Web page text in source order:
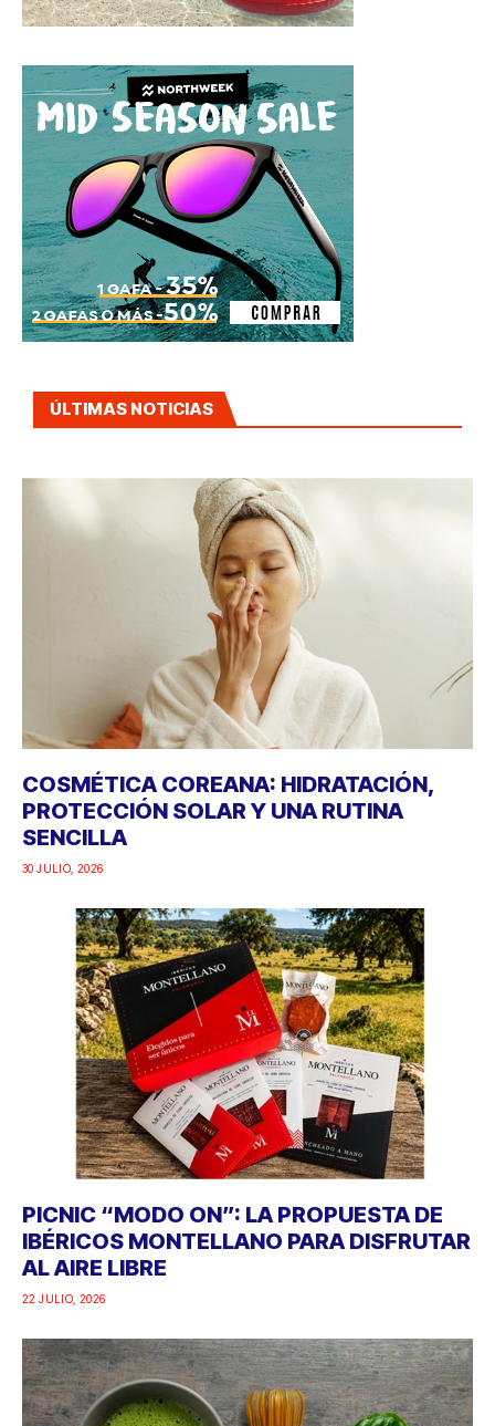
ÚLTIMAS NOTICIAS
COSMÉTICA COREANA: HIDRATACIÓN,
PROTECCIÓN SOLAR Y UNA RUTINA
SENCILLA
30 JULIO, 2026
PICNIC “MODO ON”: LA PROPUESTA DE
IBÉRICOS MONTELLANO PARA DISFRUTAR
AL AIRE LIBRE
22 JULIO, 2026